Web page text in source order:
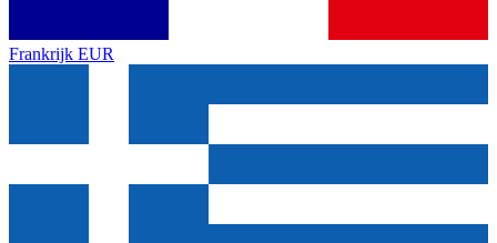
Frankrijk EUR